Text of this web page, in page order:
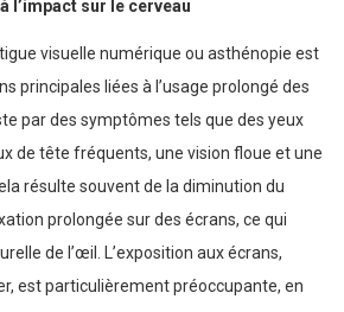
l’impact sur le cerveau
visuelle numérique ou asthénopie est
principales liées à l’usage prolongé des
par des symptômes tels que des yeux
de tête fréquents, une vision floue et une
résulte souvent de la diminution du
prolongée sur des écrans, ce qui
de l’œil. L’exposition aux écrans,
est particulièrement préoccupante, en